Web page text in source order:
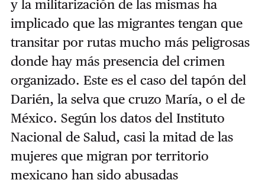
y la militarización de las mismas ha
implicado que las migrantes tengan que
transitar por rutas mucho más peligrosas
donde hay más presencia del crimen
organizado. Este es el caso del tapón del
Darién, la selva que cruzo María, o el de
México. Según los datos del Instituto
Nacional de Salud, casi la mitad de las
mujeres que migran por territorio
mexicano han sido abusadas